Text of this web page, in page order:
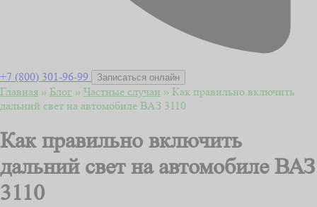
+7 (800) 301-96-99 Записаться онлайн
Главная » Блог » Частные случаи » Как правильно включить
дальний свет на автомобиле ВАЗ 3110
Как правильно включить
дальний свет на автомобиле ВАЗ
3110